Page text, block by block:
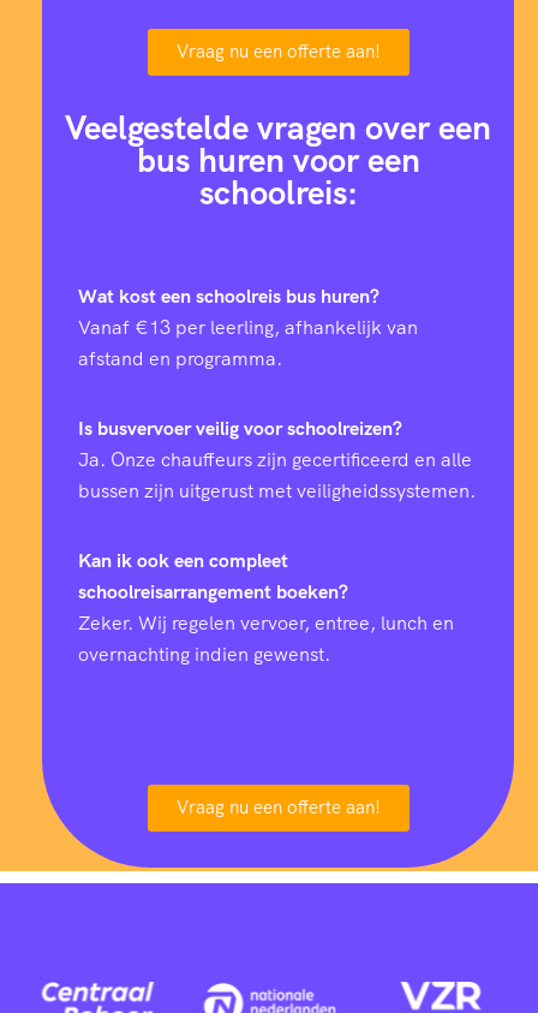
Vraag nu een offerte aan!
Veelgestelde vragen over een
bus huren voor een
schoolreis:
Wat kost een schoolreis bus huren?
Vanaf €13 per leerling, afhankelijk van
afstand en programma.
Is busvervoer veilig voor schoolreizen?
Ja. Onze chauffeurs zijn gecertificeerd en alle
bussen zijn uitgerust met veiligheidssystemen.
Kan ik ook een compleet
schoolreisarrangement boeken?
Zeker. Wij regelen vervoer, entree, lunch en
overnachting indien gewenst.
Vraag nu een offerte aan!